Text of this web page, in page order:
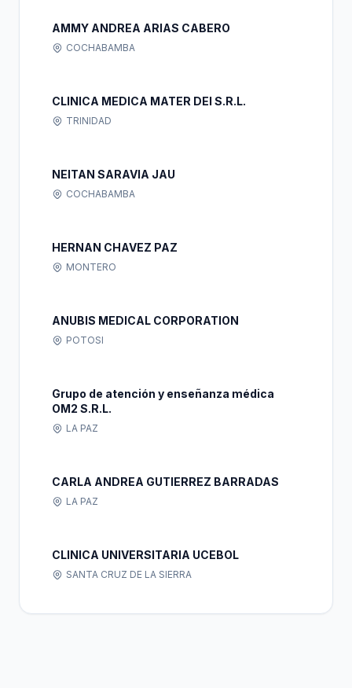
AMMY ANDREA ARIAS CABERO
COCHABAMBA
CLINICA MEDICA MATER DEI S.R.L.
TRINIDAD
NEITAN SARAVIA JAU
COCHABAMBA
HERNAN CHAVEZ PAZ
MONTERO
ANUBIS MEDICAL CORPORATION
POTOSI
Grupo de atención y enseñanza médica
OM2 S.R.L.
LA PAZ
CARLA ANDREA GUTIERREZ BARRADAS
LA PAZ
CLINICA UNIVERSITARIA UCEBOL
SANTA CRUZ DE LA SIERRA